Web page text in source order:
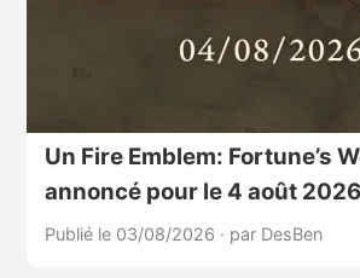
Un Fire Emblem: Fortune’s
annoncé pour le 4 août 2026
Publié le 03/08/2026 · par DesBen